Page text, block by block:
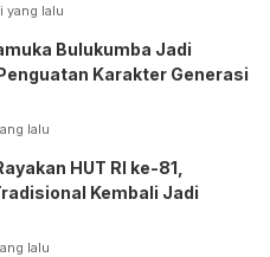
yang lalu
Bulukumba Jadi
Karakter Generasi
lalu
HUT RI ke-81,
Kembali Jadi
lalu